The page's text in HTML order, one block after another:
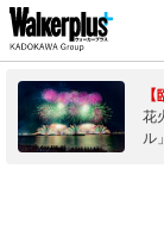
花
ル